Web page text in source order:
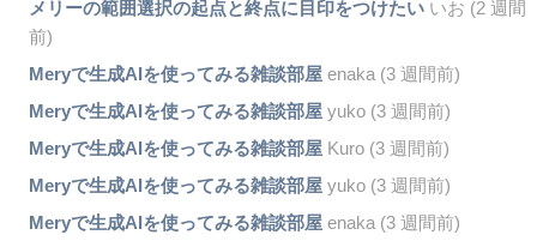
メリーの範囲選択の起点と終点に目印をつけたいいお (2 週間
前)
Meryで生成AIを使ってみる雑談部屋enaka (3 週間前)
Meryで生成AIを使ってみる雑談部屋yuko (3 週間前)
Meryで生成AIを使ってみる雑談部屋Kuro (3 週間前)
Meryで生成AIを使ってみる雑談部屋yuko (3 週間前)
Meryで生成AIを使ってみる雑談部屋enaka (3 週間前)